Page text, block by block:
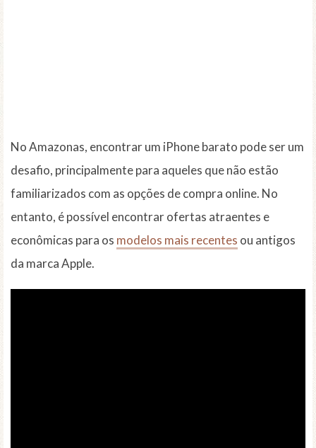
No Amazonas, encontrar um iPhone barato pode ser um
desafio, principalmente para aqueles que não estão
familiarizados com as opções de compra online. No
entanto, é possível encontrar ofertas atraentes e
econômicas para os modelos mais recentes ou antigos
da marca Apple.